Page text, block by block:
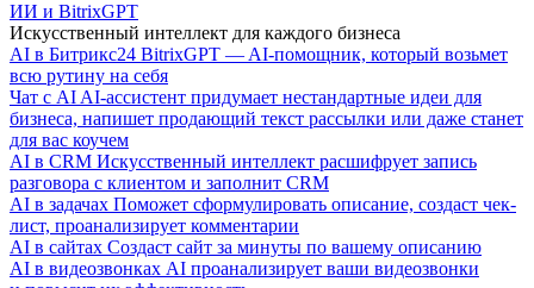
ИИ и BitrixGPT
Искусственный интеллект для каждого бизнеса
AI в Битрикс24 BitrixGPT — AI-помощник, который возьмет
всю рутину на себя
Чат с AI AI-ассистент придумает нестандартные идеи для
бизнеса, напишет продающий текст рассылки или даже станет
для вас коучем
AI в CRM Искусственный интеллект расшифрует запись
разговора с клиентом и заполнит CRM
AI в задачах Поможет сформулировать описание, создаст чек-
лист, проанализирует комментарии
AI в сайтах Создаст сайт за минуты по вашему описанию
AI в видеозвонках AI проанализирует ваши видеозвонки